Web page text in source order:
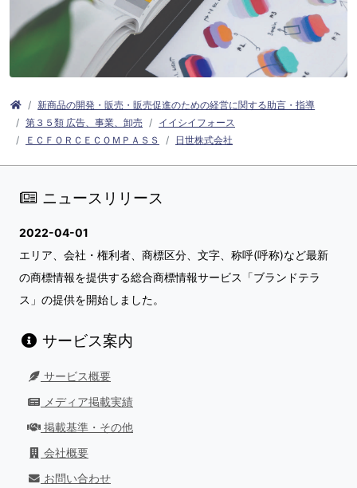
新商品の開発・販売・販売促進のための経営に関する助言・指導
第３５類 広告、事業、卸売
イイシイフォース
ＥＣＦＯＲＣＥＣＯＭＰＡＳＳ
日世株式会社
ニュースリリース
2022-04-01
エリア、会社・権利者、商標区分、文字、称呼(呼称)など最新
の商標情報を提供する総合商標情報サービス「ブランドテラ
ス」の提供を開始しました。
サービス案内
サービス概要
メディア掲載実績
掲載基準・その他
会社概要
お問い合わせ